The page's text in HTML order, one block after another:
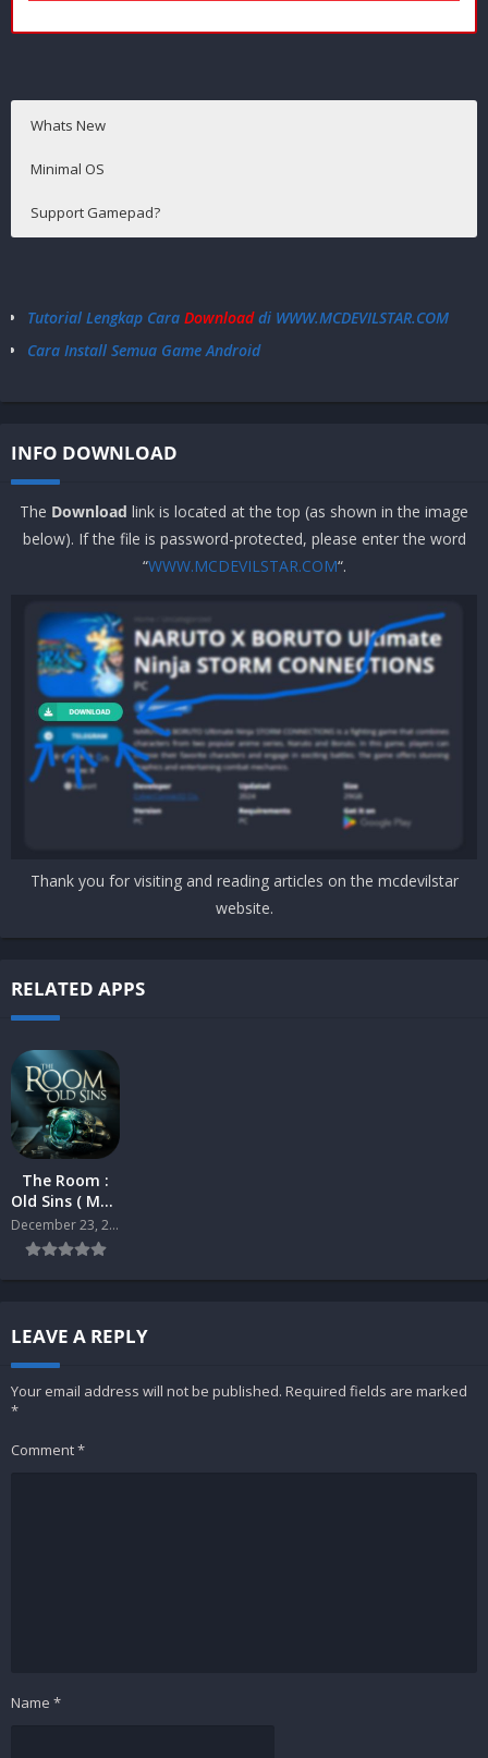
Whats New
Minimal OS
Support Gamepad?
Tutorial Lengkap Cara Downloaddi WWW.MCDEVILSTAR.COM
Cara Install Semua Game Android
INFO DOWNLOAD
The Download link is located at the top (as shown in the image
below). If the file is password-protected, please enter the word
“WWW.MCDEVILSTAR.COM“.
Thank you for visiting and reading articles on the mcdevilstar
website.
RELATED APPS
The Room :
Old Sins ( Mod
) Android
December 23, 2019
LEAVE A REPLY
Your email address will not be published. Required fields are marked
*
Comment*
Name *